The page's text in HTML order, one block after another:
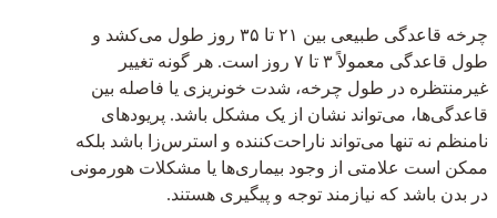
چرخه قاعدگی طبیعی بین ۲۱ تا ۳۵ روز طول می‌کشد و
طول قاعدگی معمولاً ۳ تا ۷ روز است. هر گونه تغییر
غیرمنتظره در طول چرخه، شدت خونریزی یا فاصله بین
قاعدگی‌ها، می‌تواند نشان از یک مشکل باشد. پریودهای
نامنظم نه تنها می‌تواند ناراحت‌کننده و استرس‌زا باشد بلکه
ممکن است علامتی از وجود بیماری‌ها یا مشکلات هورمونی
در بدن باشد که نیازمند توجه و پیگیری هستند.